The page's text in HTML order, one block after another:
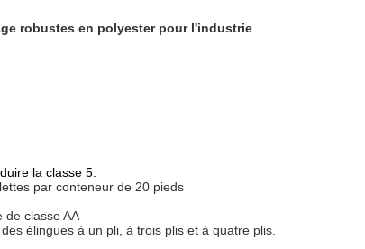
robustes en polyester pour l'industrie
la classe 5.
par conteneur de 20 pieds
classe AA
élingues à un pli, à trois plis et à quatre plis.